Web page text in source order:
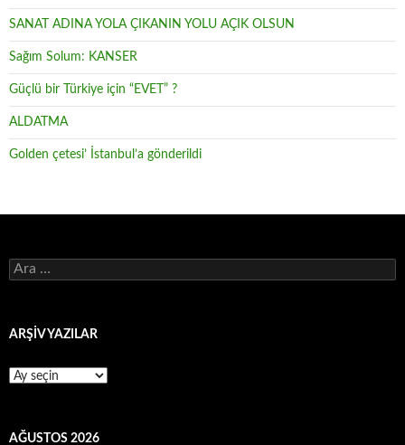
SANAT ADINA YOLA ÇIKANIN YOLU AÇIK OLSUN
Sağım Solum: KANSER
Güçlü bir Türkiye için “EVET” ?
ALDATMA
Golden çetesi’ İstanbul’a gönderildi
Arama:
ARŞİV YAZILAR
ARŞİV
AĞUSTOS 2026